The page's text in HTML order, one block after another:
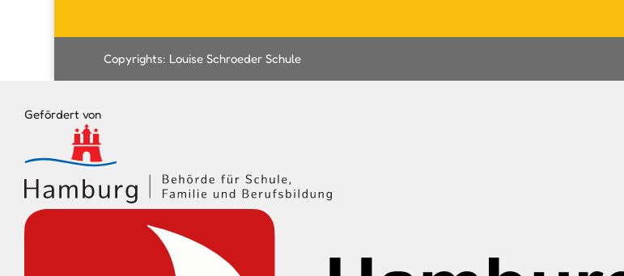
Copyrights: Louise Schroeder Schule
Gefördert von